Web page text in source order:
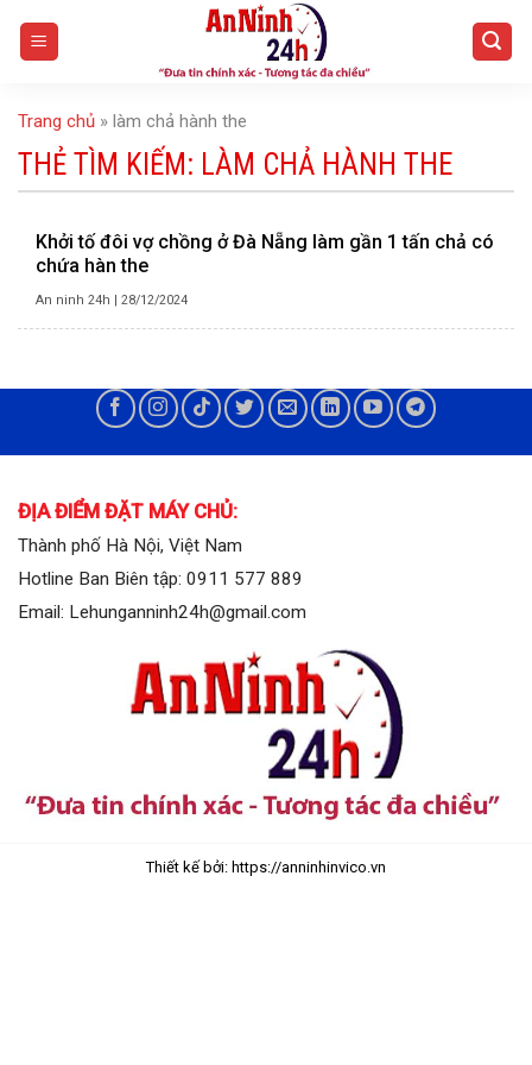
Trang chủ » làm chả hành the
THẺ TÌM KIẾM: LÀM CHẢ HÀNH THE
Khởi tố đôi vợ chồng ở Đà Nẵng làm gần 1 tấn chả có
chứa hàn the
An ninh 24h | 28/12/2024
ĐỊA ĐIỂM ĐẶT MÁY CHỦ:
Thành phố Hà Nội, Việt Nam
Hotline Ban Biên tập: 0911 577 889
Email: Lehunganninh24h@gmail.com
Thiết kế bởi: https://anninhinvico.vn